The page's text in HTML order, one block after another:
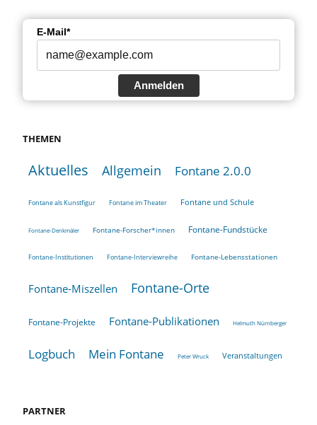
E-Mail*
Anmelden
THEMEN
Aktuelles Allgemein Fontane 2.0.0
Fontane als Kunstfigur Fontane im Theater Fontane und Schule
Fontane-Denkmäler Fontane-Forscher*innen Fontane-Fundstücke
Fontane-Institutionen Fontane-Interviewreihe Fontane-Lebensstationen
Fontane-Miszellen Fontane-Orte
Fontane-Projekte Fontane-Publikationen Helmuth Nürnberger
Logbuch Mein Fontane Peter Wruck Veranstaltungen
PARTNER